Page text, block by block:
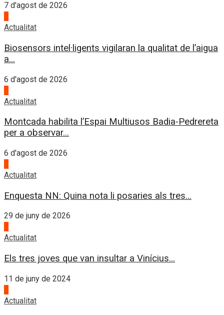
7 d'agost de 2026
Actualitat
Biosensors intel·ligents vigilaran la qualitat de l’aigua
a...
6 d'agost de 2026
Actualitat
Montcada habilita l’Espai Multiusos Badia-Pedrereta
per a observar...
6 d'agost de 2026
Actualitat
Enquesta NN: Quina nota li posaries als tres...
29 de juny de 2026
Actualitat
Els tres joves que van insultar a Vinícius...
11 de juny de 2024
Actualitat